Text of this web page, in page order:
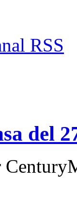
RSS
del